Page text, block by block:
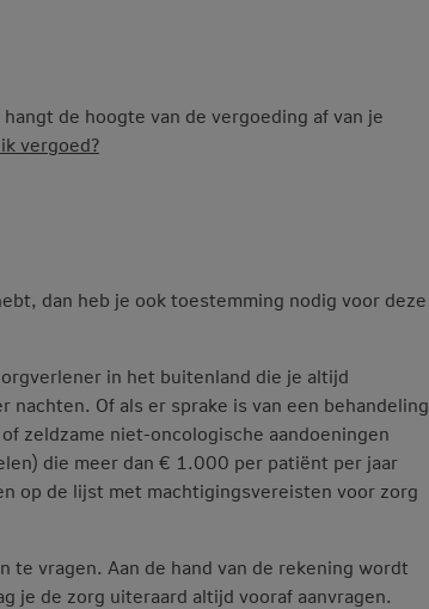
hangt de hoogte van de vergoeding af van je
vergoed?
dan heb je ook toestemming nodig voor deze
in het buitenland die je altijd
nachten. Of als er sprake is van een behandeling
zeldzame niet-oncologische aandoeningen
die meer dan € 1.000 per patiënt per jaar
op de lijst met machtigingsvereisten voor zorg
te vragen. Aan de hand van de rekening wordt
je de zorg uiteraard altijd vooraf aanvragen.